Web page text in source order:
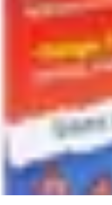
Achat et conservationConseils